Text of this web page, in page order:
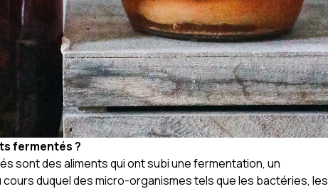
fermentés ?
sont des aliments qui ont subi une fermentation, un
duquel des micro-organismes tels que les bactéries, les